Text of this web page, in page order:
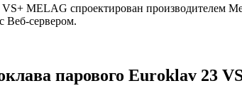
MELAG спроектирован производителем
Веб-сервером.
парового Euroklav 23